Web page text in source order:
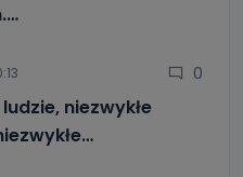
0
niezwykłe